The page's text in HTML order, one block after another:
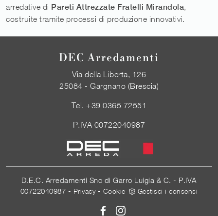
arredative di Pareti Attrezzate Fratelli Mirandola,
costruite tramite processi di produzione innovativi.
DEC Arredamenti
Via della Liberta, 126
25084 - Gargnano (Brescia)
Tel.+39 0365 72551
P.IVA 00722040987
D.E.C. Arredamenti Snc di Garro Luigia & C. - P.IVA
00722040987 - Privacy- Cookie Gestisci i consensi